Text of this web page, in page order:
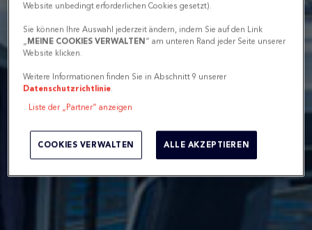
Website unbedingt erforderlichen Cookies gesetzt).
Sie können Ihre Auswahl jederzeit ändern, indem Sie auf den Link
„MEINE COOKIES VERWALTEN“ am unteren Rand jeder Seite unserer
Website klicken.
Weitere Informationen finden Sie in Abschnitt 9 unserer
Datenschutzrichtlinie.
Liste der „Partner“ anzeigen
COOKIES VERWALTEN ALLE AKZEPTIEREN